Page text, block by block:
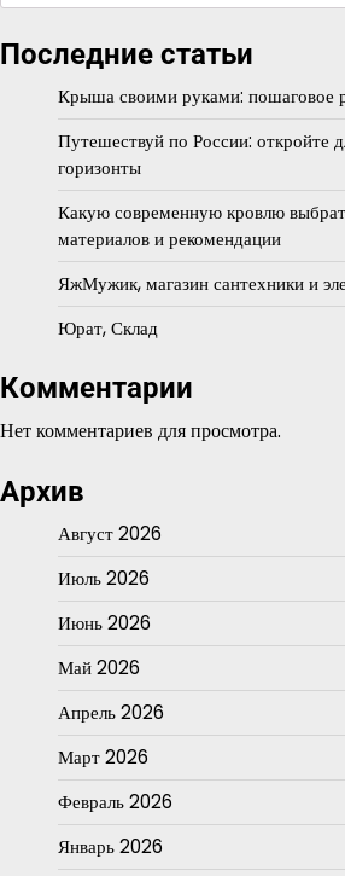
Последние статьи
Крыша своими руками: пошаговое
Путешествуй по России: откройте
горизонты
Какую современную кровлю
материалов и рекомендации
ЯжМужик, магазин сантехники и
Юрат, Склад
Комментарии
Нет комментариев для просмотра.
Архив
Август 2026
Июль 2026
Июнь 2026
Май 2026
Апрель 2026
Март 2026
Февраль 2026
Январь 2026